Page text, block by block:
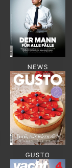
NEWS
GUSTO